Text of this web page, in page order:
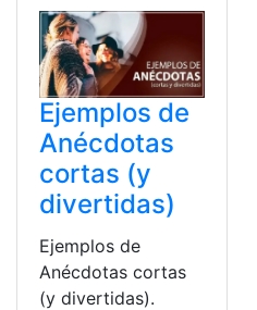
Ejemplos de
Anécdotas
cortas (y
divertidas)
Ejemplos de
Anécdotas cortas
(y divertidas).